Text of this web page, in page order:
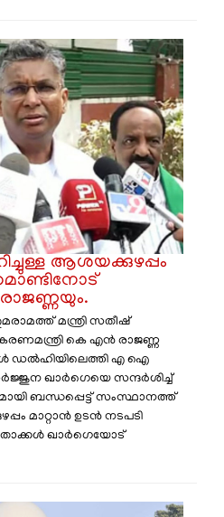
ആശയക്കുഴപ്പം
മന്ത്രി സതീഷ്
കെ എൻ രാജണ്ണ
ഡൽഹിയിലെത്തി എ ഐ
ഖാർഗെയെ സന്ദർശിച്ച്
ബന്ധപ്പെട്ട് സംസ്ഥാനത്ത്
മാറ്റാൻ ഉടൻ നടപടി
ഖാർഗെയോട്